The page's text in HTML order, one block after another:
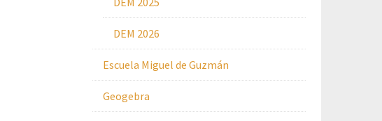
DEM 2026
Escuela Miguel de Guzmán
Geogebra